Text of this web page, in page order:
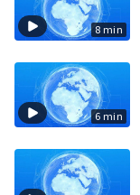
8 min
6 min